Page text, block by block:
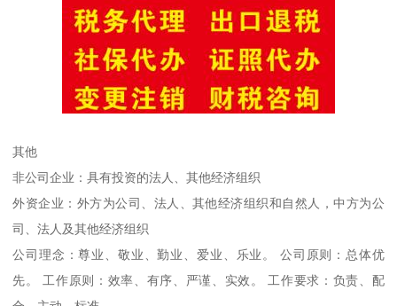
其他
非公司企业：具有投资的法人、其他经济组织
外资企业：外方为公司、法人、其他经济组织和自然人，中方为公
司、法人及其他经济组织
公司理念：尊业、敬业、勤业、爱业、乐业。 公司原则：总体优
先。 工作原则：效率、有序、严谨、实效。 工作要求：负责、配